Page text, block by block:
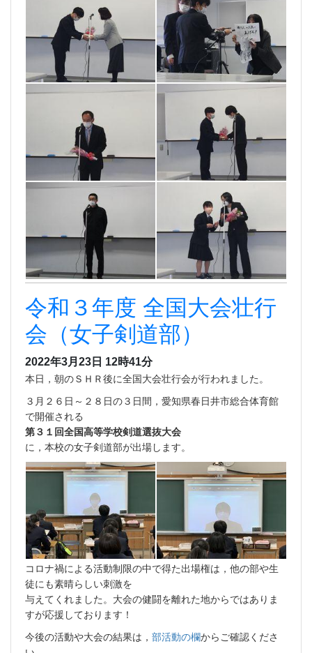
令和３年度 全国大会壮行
会（女子剣道部）
2022年3月23日 12時41分
本日，朝のＳＨＲ後に全国大会壮行会が行われました。
３月２６日～２８日の３日間，愛知県春日井市総合体育館
で開催される
第３１回全国高等学校剣道選抜大会
に，本校の女子剣道部が出場します。
コロナ禍による活動制限の中で得た出場権は，他の部や生
徒にも素晴らしい刺激を
与えてくれました。大会の健闘を離れた地からではありま
すが応援しております！
今後の活動や大会の結果は， 部活動の欄からご確認くださ